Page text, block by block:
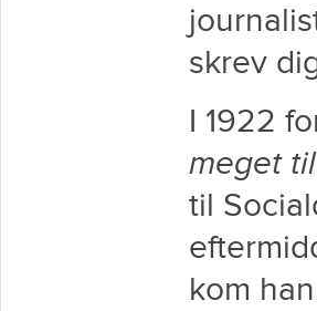
skrev
I 1922
meget
til
kom